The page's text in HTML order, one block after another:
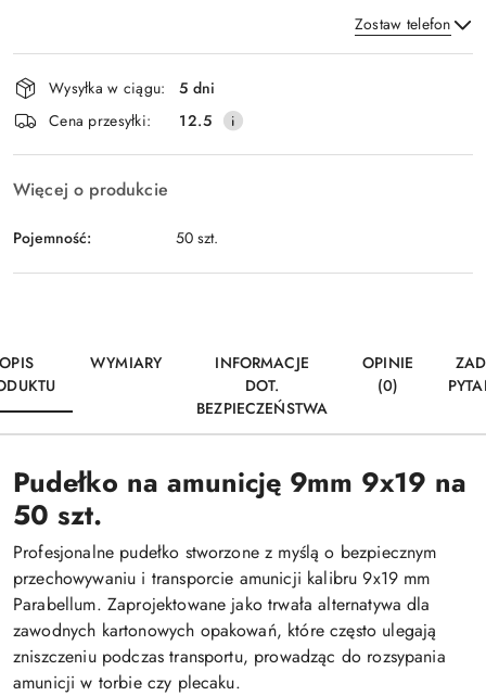
Zostaw telefon
Wyślij
Dostępność
i
dostawa
Wysyłka w ciągu:
5 dni
Cena przesyłki:
12.5
Więcej o produkcie
Pojemność: 50 szt.
OPIS
WYMIARY
INFORMACJE
DOT.
BEZPIECZEŃSTWA
OPINIE
(0)
Pudełko na amunicję 9mm 9x19 na
50 szt.
Profesjonalne pudełko stworzone z myślą o bezpiecznym
przechowywaniu i transporcie amunicji kalibru 9x19 mm
Parabellum. Zaprojektowane jako trwała alternatywa dla
zawodnych kartonowych opakowań, które często ulegają
zniszczeniu podczas transportu, prowadząc do rozsypania
amunicji w torbie czy plecaku.